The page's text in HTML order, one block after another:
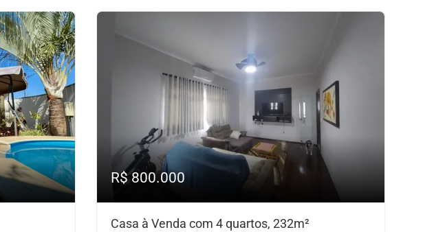
R$ 800.000
Casa à Venda com 4 quartos, 232m²